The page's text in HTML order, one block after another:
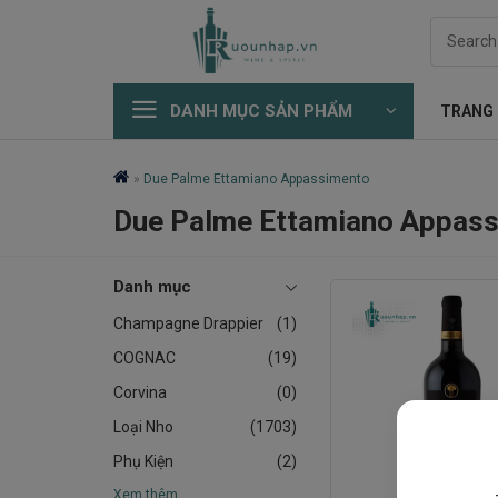
DANH MỤC SẢN PHẨM TRANG
» Due Palme Ettamiano Appassimento
Due Palme Ettamiano
Danh mục
Champagne Drappier
(1)
COGNAC
(19)
Corvina
(0)
Loại Nho
(1703)
Phụ Kiện
(2)
Xem thêm